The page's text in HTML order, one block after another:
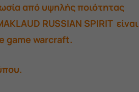
από υψηλής ποιότητας
RUSSIAN SPIRIT είναι
game warcraft.